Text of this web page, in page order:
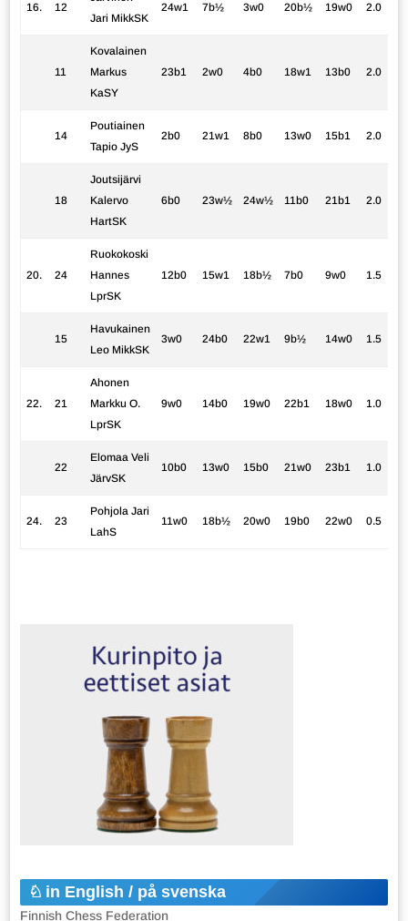
16. 12
Jari MikkSK
24w1 7b½ 3w0 20b½ 19w0 2.0
11
Kovalainen
Markus
KaSY
23b1 2w0 4b0 18w1 13b0 2.0
14
Poutiainen
Tapio JyS
2b0 21w1 8b0 13w0 15b1 2.0
18
Joutsijärvi
Kalervo
HartSK
6b0 23w½ 24w½ 11b0 21b1 2.0
20. 24
Ruokokoski
Hannes
LprSK
12b0 15w1 18b½ 7b0 9w0 1.5
15
Havukainen
Leo MikkSK
3w0 24b0 22w1 9b½ 14w0 1.5
22. 21
Ahonen
Markku O.
LprSK
9w0 14b0 19w0 22b1 18w0 1.0
22
Elomaa Veli
JärvSK
10b0 13w0 15b0 21w0 23b1 1.0
24. 23
Pohjola Jari
LahS
11w0 18b½ 20w0 19b0 22w0 0.5
in English / på svenska
Finnish Chess Federation